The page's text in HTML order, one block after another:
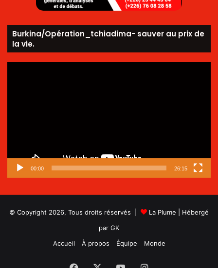
Burkina/Opération_tchiadima- sauver au prix de
la vie.
00:00 26:15
© Copyright 2026, Tous droits réservés | La Plume | Hébergé
par GK
Accueil
À propos Équipe Monde